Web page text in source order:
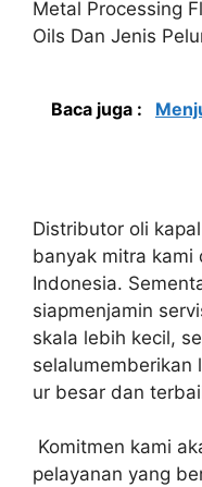
Metal Processing
Oils Dan Jenis
Baca juga :
Distributor oli
banyak mitra kami
Indonesia.
siapmenjamin
skala lebih kecil,
selalumemberikan
ur besar dan
Komitmen kami
pelayanan yang